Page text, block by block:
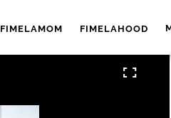
FIMELAMOM FIMELAHOOD